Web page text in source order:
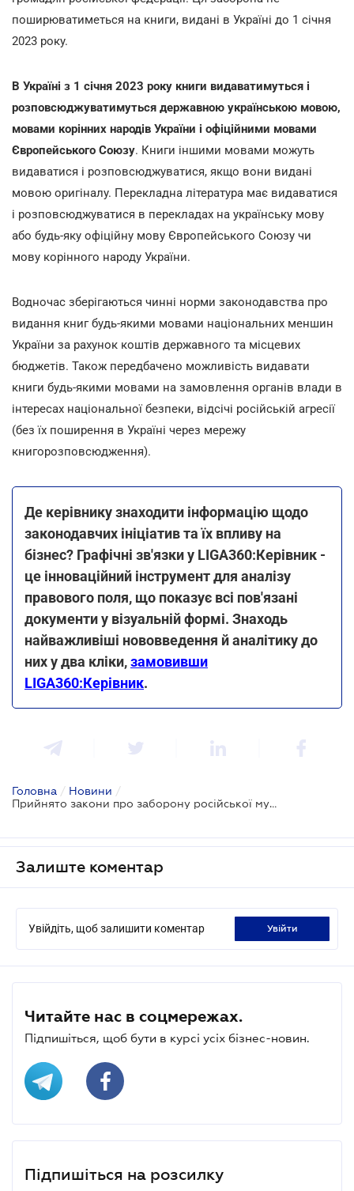
поширюватиметься на книги, видані в Україні до 1 січня
2023 року.
В Україні з 1 січня 2023 року книги видаватимуться і
розповсюджуватимуться державною українською мовою,
мовами корінних народів України і офіційними мовами
Європейського Союзу. Книги іншими мовами можуть
видаватися і розповсюджуватися, якщо вони видані
мовою оригіналу. Перекладна література має видаватися
і розповсюджуватися в перекладах на українську мову
або будь-яку офіційну мову Європейського Союзу чи
мову корінного народу України.
Водночас зберігаються чинні норми законодавства про
видання книг будь-якими мовами національних меншин
України за рахунок коштів державного та місцевих
бюджетів. Також передбачено можливість видавати
книги будь-якими мовами на замовлення органів влади в
інтересах національної безпеки, відсічі російській агресії
(без їх поширення в Україні через мережу
книгорозповсюдження).
Де керівнику знаходити інформацію щодо
законодавчих ініціатив та їх впливу на
бізнес? Графічні зв'язки у LIGA360:Керівник -
це інноваційний інструмент для аналізу
правового поля, що показує всі пов'язані
документи у візуальній формі. Знаходь
найважливіші нововведення й аналітику до
них у два кліки,замовивши
LIGA360:Керівник.
Головна / Новини /
Прийнято закони про заборону російської музики та видавничої продукції з росії та білорусі
Залиште коментар
Увійдіть, щоб залишити коментар увійти
Читайте нас в соцмережах.
Підпишіться, щоб бути в курсі усіх бізнес-новин.
Підпишіться на розсилку